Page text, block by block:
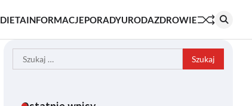
DIETAINFORMACJEPORADYURODAZDROWIE
Szukaj: